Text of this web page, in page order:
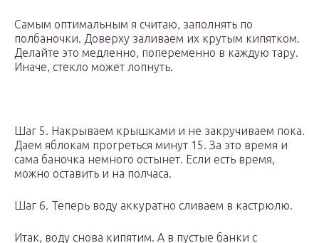
Самым оптимальным я считаю, заполнять по
полбаночки. Доверху заливаем их крутым кипятком.
Делайте это медленно, попеременно в каждую тару.
Иначе, стекло может лопнуть.
Шаг 5. Накрываем крышками и не закручиваем пока.
Даем яблокам прогреться минут 15. За это время и
сама баночка немного остынет. Если есть время,
можно оставить и на полчаса.
Шаг 6. Теперь воду аккуратно сливаем в кастрюлю.
Итак, воду снова кипятим. А в пустые банки с